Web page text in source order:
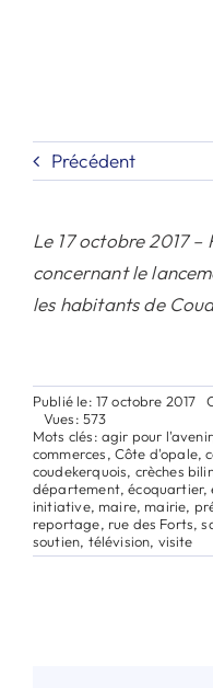
Précédent
Le 17 octobre 2017
concernant le
les habitants de
Publié le: 17 octobre 2017
Vues: 573
Mots clés: agir pour l'avenir
commerces, Côte d'opale,
coudekerquois, crèches
département,écoquartier,
initiative, maire, mairie,
reportage, rue des Forts,
soutien, télévision, visite